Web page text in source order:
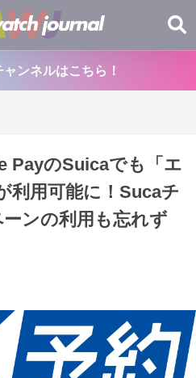
ンネルはこちら！
PayのSuicaでも「エ
利用可能に！Sucaチ
ンの利用も忘れず